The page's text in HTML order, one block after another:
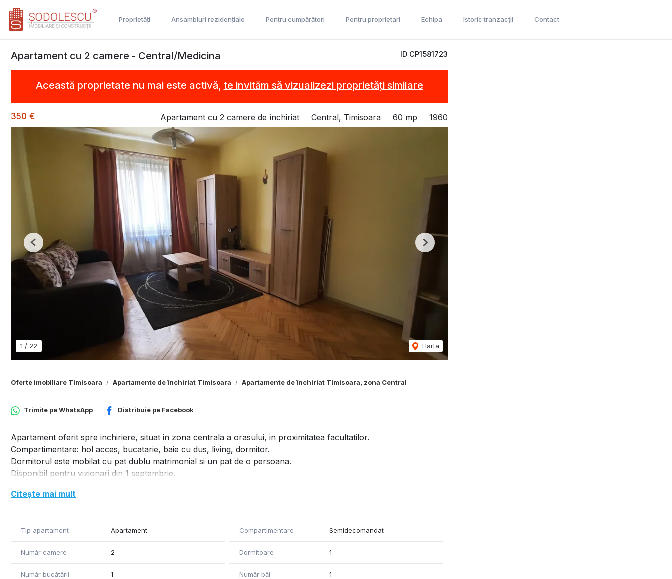
Proprietăți Ansambluri rezidențiale Pentru cumpărători Pentru proprietari Echipa Istoric tranzacții Contact
ID CP1581723
Apartament cu 2 camere - Central/Medicina
Această proprietate nu mai este activă, te invităm să vizualizezi proprietăți similare
350 € Apartament cu 2 camere de închiriat Central, Timisoara 60 mp 1960
1 / 22 Harta
Previous Next
Oferte imobiliare Timisoara Apartamente de închiriat Timisoara Apartamente de închiriat Timisoara, zona Central
Trimite peWhatsApp Distribuie pe Facebook
Apartament oferit spre inchiriere, situat in zona centrala a orasului, in proximitatea facultatilor.
Compartimentare: hol acces, bucatarie, baie cu dus, living, dormitor.
Dormitorul este mobilat cu pat dublu matrimonial si un pat de o persoana.
Disponibil pentru vizionari din 1 septembrie.
Citește mai mult
Tip apartament Apartament Compartimentare Semidecomandat
Număr camere 2 Dormitoare 1
Număr bucătării 1 Număr băi 1